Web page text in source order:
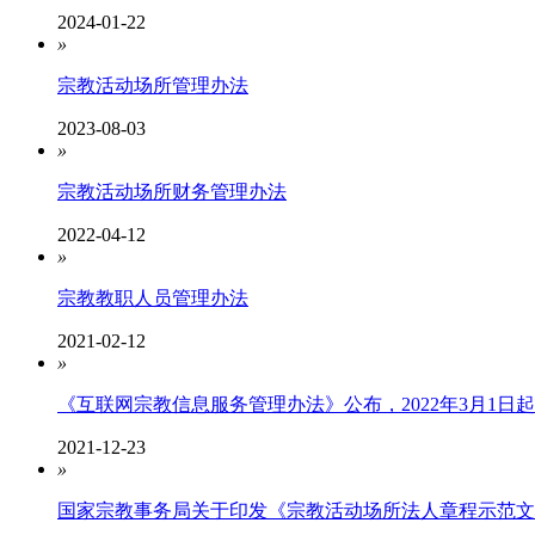
2024-01-22
»
宗教活动场所管理办法
2023-08-03
»
宗教活动场所财务管理办法
2022-04-12
»
宗教教职人员管理办法
2021-02-12
»
《互联网宗教信息服务管理办法》公布，2022年3月1日
2021-12-23
»
国家宗教事务局关于印发《宗教活动场所法人章程示范